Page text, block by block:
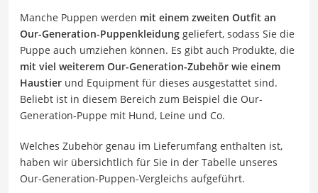
Manche Puppen werden mit einem zweiten Outfit an
Our-Generation-Puppenkleidung geliefert, sodass Sie die
Puppe auch umziehen können. Es gibt auch Produkte, die
mit viel weiterem Our-Generation-Zubehör wie einem
Haustier und Equipment für dieses ausgestattet sind.
Beliebt ist in diesem Bereich zum Beispiel die Our-
Generation-Puppe mit Hund, Leine und Co.
Welches Zubehör genau im Lieferumfang enthalten ist,
haben wir übersichtlich für Sie in der Tabelle unseres
Our-Generation-Puppen-Vergleichs aufgeführt.